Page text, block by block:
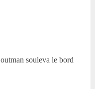
souleva le bord